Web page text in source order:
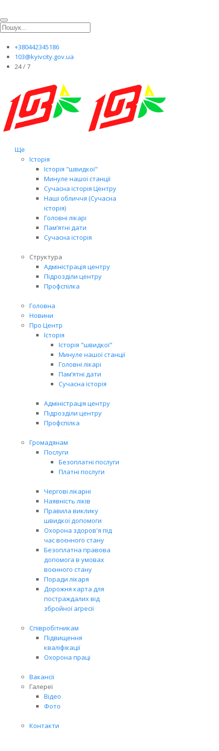
+380442345186
103@kyivcity.gov.ua
24 / 7
Ще
Історія
Історія "швидкої"
Минуле нашої станції
Сучасна історія Центру
Наші обличчя (Сучасна
історія)
Головні лікарі
Пам’ятні дати
Сучасна історія
Структура
Адміністрація центру
Підрозділи центру
Профспілка
Головна
Новини
Про Центр
Історія
Історія "швидкої"
Минуле нашої станції
Головні лікарі
Пам’ятні дати
Сучасна історія
Адміністрація центру
Підрозділи центру
Профспілка
Громадянам
Послуги
Безоплатні послуги
Платні послуги
Чергові лікарні
Наявність ліків
Правила виклику
швидкої допомоги
Охорона здоров'я під
час воєнного стану
Безоплатна правова
допомога в умовах
воєнного стану
Поради лікаря
Дорожня карта для
постраждалих від
збройної агресії
Співробітникам
Підвищення
кваліфікації
Охорона праці
Вакансії
Галереї
Відео
Фото
Контакти